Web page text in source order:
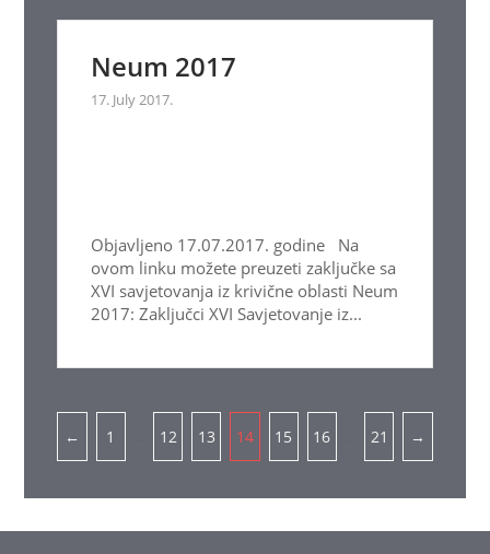
Neum 2017
17. July 2017.
Objavljeno 17.07.2017. godine Na
ovom linku možete preuzeti zaključke sa
XVI savjetovanja iz krivične oblasti Neum
2017: Zaključci XVI Savjetovanje iz...
Pagination
← 1 12 13 14 15 16 21 →